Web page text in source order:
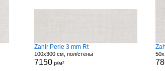
Zahir Perle 3 mm Rt
100x300 см, пол/стены
7150р/м²